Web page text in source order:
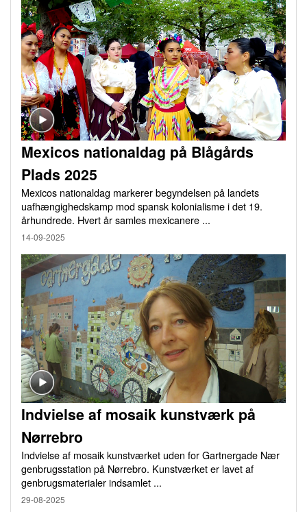
Mexicos nationaldag på Blågårds
Plads 2025
Mexicos nationaldag markerer begyndelsen på landets
uafhængighedskamp mod spansk kolonialisme i det 19.
århundrede. Hvert år samles mexicanere ...
14-09-2025
Indvielse af mosaik kunstværk på
Nørrebro
Indvielse af mosaik kunstværket uden for Gartnergade Nær
genbrugsstation på Nørrebro. Kunstværket er lavet af
genbrugsmaterialer indsamlet ...
29-08-2025